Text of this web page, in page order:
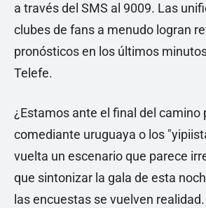
a través del SMS al 9009. Las
clubes de fans a menudo logran
pronósticos en los últimos
Telefe.
¿Estamos ante el final del camino
comediante uruguaya o los
vuelta un escenario que parece
que sintonizar la gala de esta
las encuestas se vuelven realidad.